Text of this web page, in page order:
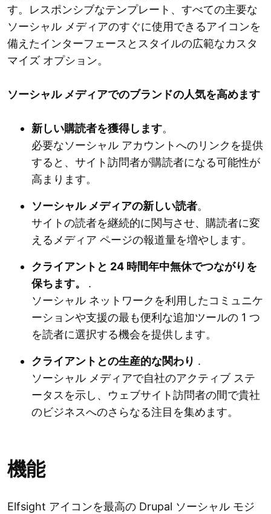
す。レスポンシブなテンプレート、すべての主要な
ソーシャル メディアのすぐに使用できるアイコンを
備えたインターフェースとスタイルの広範なカスタ
マイズ オプション。
ソーシャル メディアでのブランドの人気を高めます
新しい購読者を獲得します。
必要なソーシャル アカウントへのリンクを提供
すると、サイト訪問者が購読者になる可能性が
高まります。
ソーシャル メディアの新しい読者。
サイトの読者を継続的に関与させ、購読者に変
えるメディア ページの報道量を増やします。
クライアントと 24 時間年中無休でつながりを
保ちます。 .
ソーシャル ネットワークを利用したコミュニケ
ーションや支援の最も便利な追加ツールの 1 つ
を読者に選択する機会を提供します。
クライアントとの生産的な関わり .
ソーシャル メディアで自社のアクティブ ステ
ータスを示し、ウェブサイト訪問者の間で貴社
のビジネスへのさらなる注目を集めます。
機能
Elfsight アイコンを最高の Drupal ソーシャル モジ